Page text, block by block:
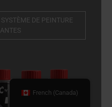
vous permet de
de marques et de
distingue vos services
DE PEINTURE
French (Canada)